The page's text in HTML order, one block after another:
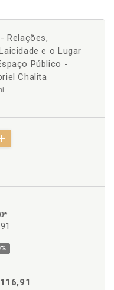
Relações,
e o Lugar
Público -
Chalita
*